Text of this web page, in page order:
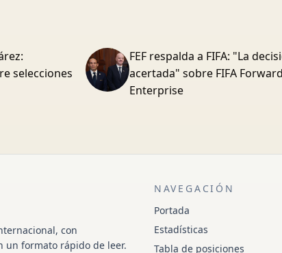
selecciones
FEF respalda a FIFA: "La
acertada" sobre FIFA Forward
Enterprise
con
un formato rápido de leer.
NAVEGACIÓN
Portada
Estadísticas
Tabla de posiciones